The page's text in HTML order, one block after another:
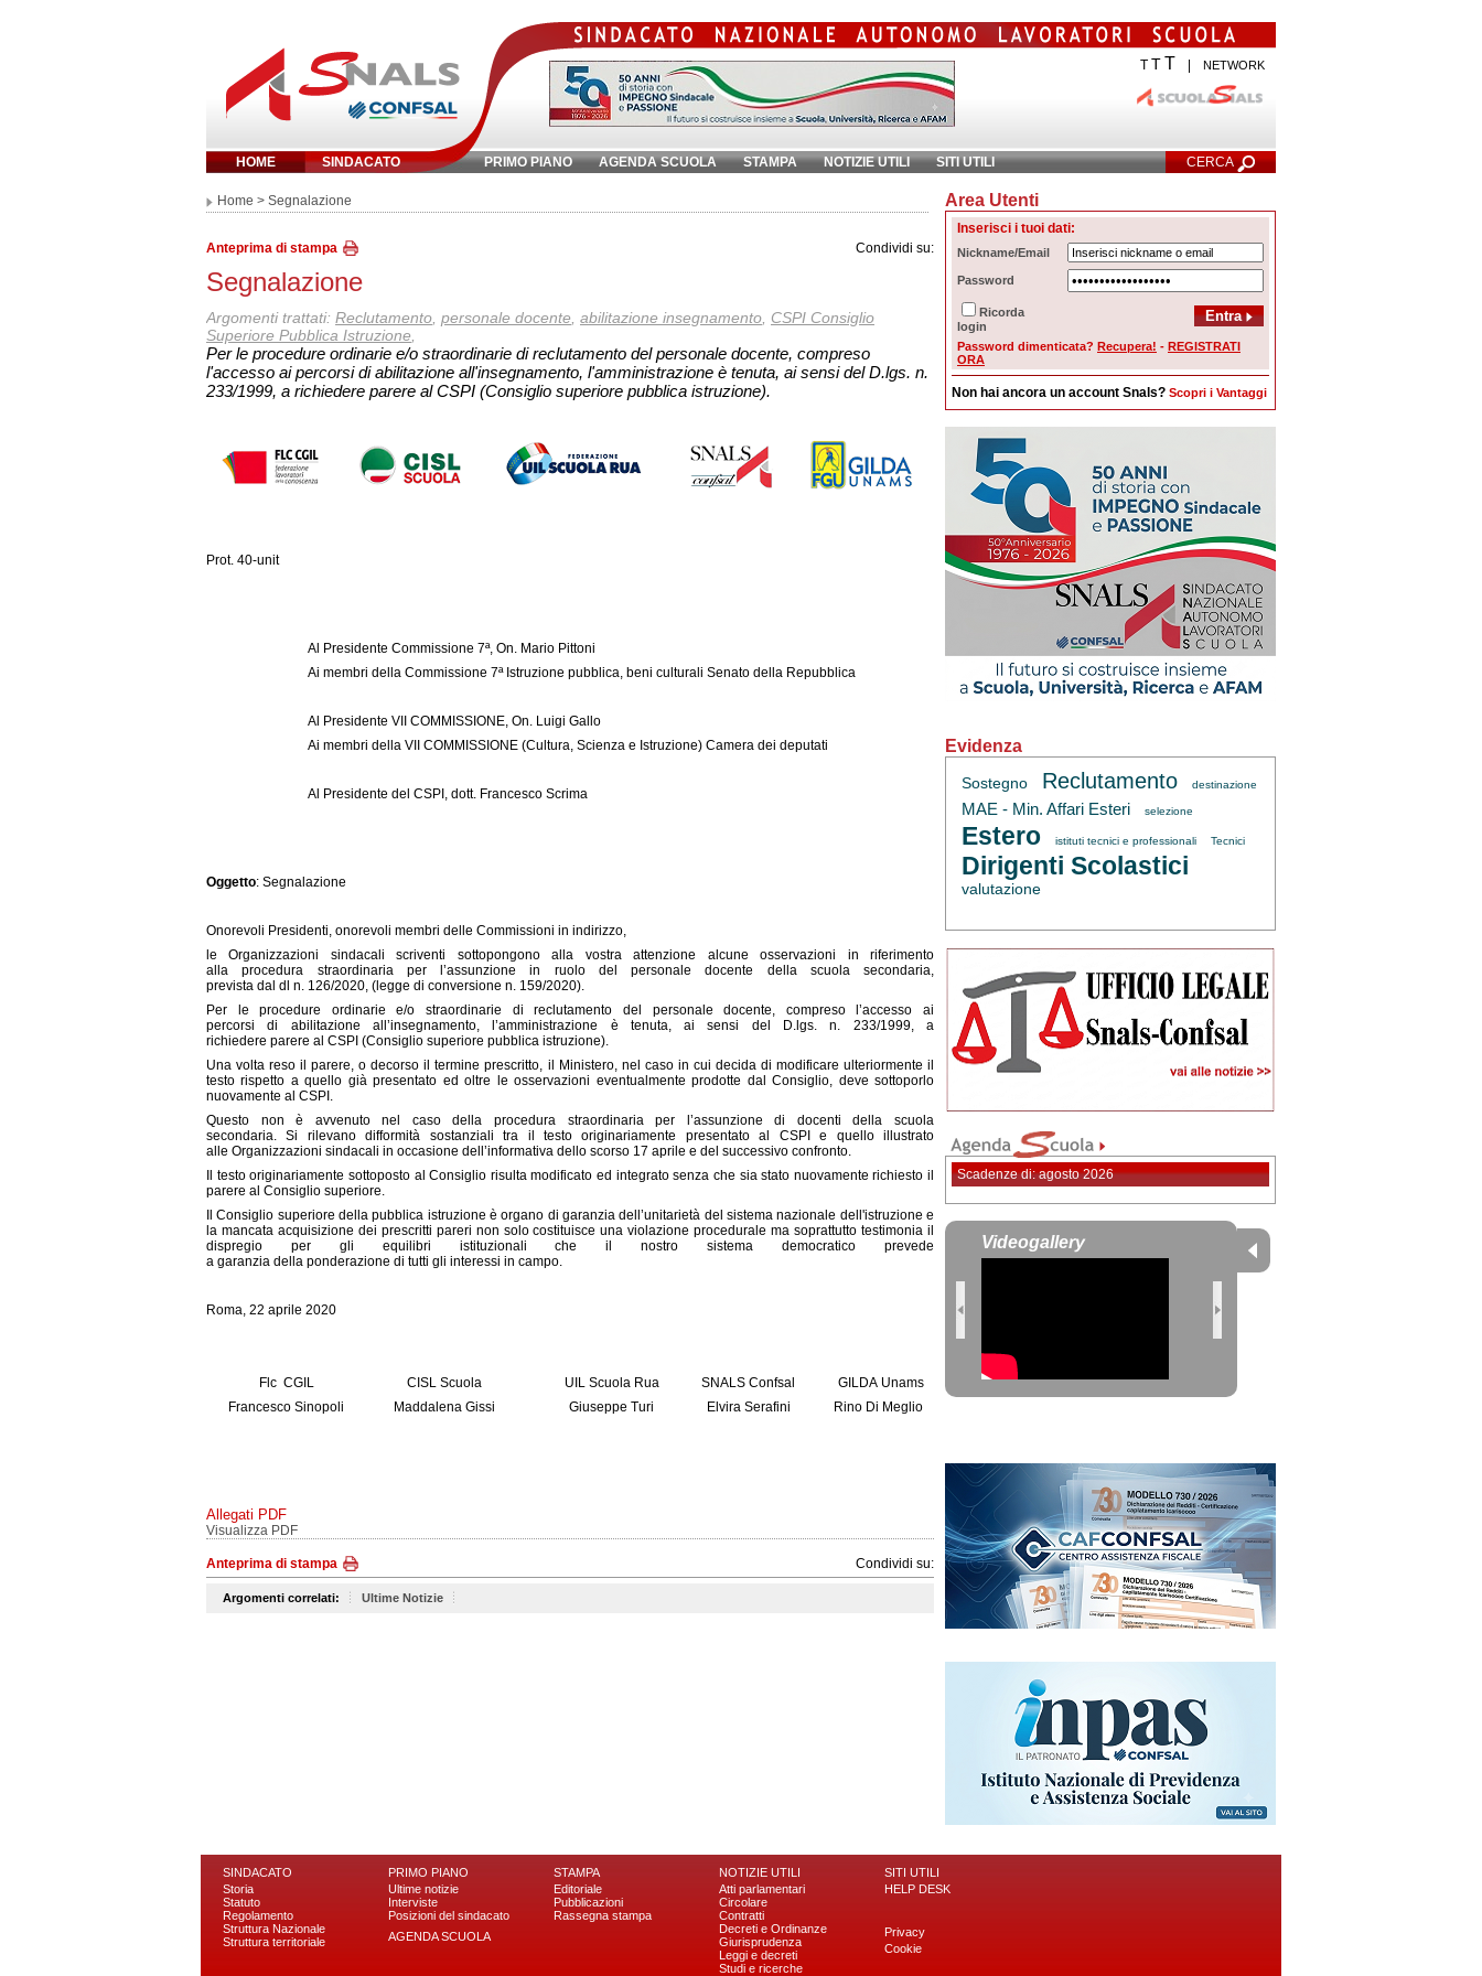
T TT NETWORK
HOME SINDACATO PRIMO PIANO AGENDA SCUOLA STAMPA NOTIZIE UTILI SITI UTILI CERCA
Ricerca Avanzata
Home > Segnalazione
Anteprima di stampa Condividi su:
Segnalazione
Argomenti trattati: Reclutamento personale docente abilitazione insegnamento CSPI Consiglio
Superiore Pubblica Istruzione
Per le procedure ordinarie e/o straordinarie di reclutamento del personale docente, compreso
l'accesso ai percorsi di abilitazione all'insegnamento, l'amministrazione è tenuta, ai sensi del D.lgs. n.
233/1999, a richiedere parere al CSPI (Consiglio superiore pubblica istruzione).
Prot. 40-unit
Al Presidente Commissione 7ª, On. Mario Pittoni
Ai membri della Commissione 7ª Istruzione pubblica, beni culturali Senato della Repubblica
Al Presidente VII COMMISSIONE, On. Luigi Gallo
Ai membri della VII COMMISSIONE (Cultura, Scienza e Istruzione) Camera dei deputati
Al Presidente del CSPI, dott. Francesco Scrima
Oggetto: Segnalazione
Onorevoli Presidenti, onorevoli membri delle Commissioni in indirizzo,
le Organizzazioni sindacali scriventi sottopongono alla vostra attenzione alcune osservazioni in riferimento
alla procedura straordinaria per l’assunzione in ruolo del personale docente della scuola secondaria,
prevista dal dl n. 126/2020, (legge di conversione n. 159/2020).
Per le procedure ordinarie e/o straordinarie di reclutamento del personale docente, compreso l’accesso ai
percorsi di abilitazione all’insegnamento, l’amministrazione è tenuta, ai sensi del D.lgs. n. 233/1999, a
richiedere parere al CSPI (Consiglio superiore pubblica istruzione).
Una volta reso il parere, o decorso il termine prescritto, il Ministero, nel caso in cui decida di modificare ulteriormente il
testo rispetto a quello già presentato ed oltre le osservazioni eventualmente prodotte dal Consiglio, deve sottoporlo
nuovamente al CSPI.
Questo non è avvenuto nel caso della procedura straordinaria per l’assunzione di docenti della scuola
secondaria. Si rilevano difformità sostanziali tra il testo originariamente presentato al CSPI e quello illustrato
alle Organizzazioni sindacali in occasione dell’informativa dello scorso 17 aprile e del successivo confronto.
Il testo originariamente sottoposto al Consiglio risulta modificato ed integrato senza che sia stato nuovamente richiesto il
parere al Consiglio superiore.
Il Consiglio superiore della pubblica istruzione è organo di garanzia dell’unitarietà del sistema nazionale dell'istruzione e
la mancata acquisizione dei prescritti pareri non solo costituisce una violazione procedurale ma soprattutto testimonia il
dispregio per gli equilibri istituzionali che il nostro sistema democratico prevede
a garanzia della ponderazione di tutti gli interessi in campo.
Roma, 22 aprile 2020
Flc CGIL
Francesco Sinopoli
CISL Scuola
Maddalena Gissi
UIL Scuola Rua
Giuseppe Turi
SNALS Confsal
Elvira Serafini
GILDA Unams
Rino Di Meglio
Allegati PDF
Visualizza PDF
Anteprima di stampa Condividi su:
Argomenti correlati: Ultime Notizie
Area Utenti
Inserisci i tuoi dati:
Nickname/Email
Password
Ricorda
login
Password dimenticata? Recupera! - REGISTRATI
ORA
Non hai ancora un account Snals? Scopri i Vantaggi
Evidenza
Sostegno Reclutamento destinazione
MAE - Min. Affari Esteri selezione
Estero istituti tecnici e professionali Tecnici
Dirigenti Scolastici
valutazione
Scadenze di: agosto 2026
Videogallery
SINDACATO
Storia
Statuto
Regolamento
Struttura Nazionale
Struttura territoriale
PRIMO PIANO
Ultime notizie
Interviste
Posizioni del sindacato
AGENDA SCUOLA
STAMPA
Editoriale
Pubblicazioni
Rassegna stampa
NOTIZIE UTILI
Atti parlamentari
Circolare
Contratti
Decreti e Ordinanze
Giurisprudenza
Leggi e decreti
Studi e ricerche
SITI UTILI
HELP DESK
Privacy
Cookie